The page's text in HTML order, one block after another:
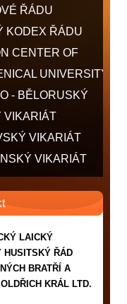
ŘÁDU
KODEX ŘÁDU
CENTER OF
TERESA - CMMT
UNIVERSITY
- BĚLORUSKÝ
VIKARIÁT
VIKARIÁT
VIKARIÁT
LAICKÝ
HUSITSKÝ ŘÁD
BRATŘÍ A
KRÁL LTD.